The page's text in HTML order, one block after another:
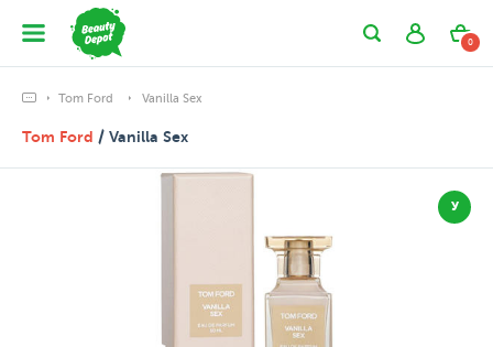
0
Tom Ford Vanilla Sex
Tom Ford / Vanilla Sex
У